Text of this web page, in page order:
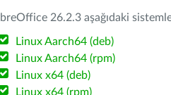
26.2.3 aşağıdaki
Linux Aarch64 (deb)
Linux Aarch64 (rpm)
Linux x64 (deb)
Linux x64 (rpm)